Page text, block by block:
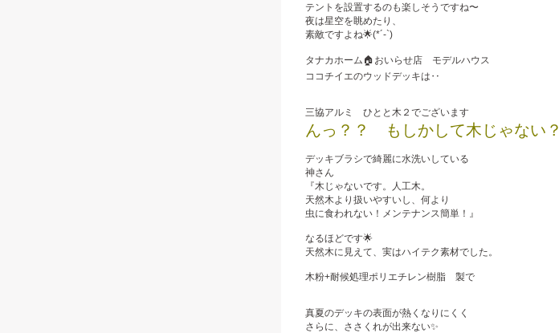
テントを設置するのも楽しそうですね〜
夜は星空を眺めたり、
素敵ですよね🌟(*´-`)
タナカホーム🏠おいらせ店 モデルハウス
ココチイエのウッドデッキは‥
三協アルミ ひとと木２でございます
んっ？？ もしかして木じゃない？
デッキブラシで綺麗に水洗いしている
神さん
『木じゃないです。人工木。
天然木より扱いやすいし、何より
虫に食われない！メンテナンス簡単！』
なるほどです🌟
天然木に見えて、実はハイテク素材でした。
木粉+耐候処理ポリエチレン樹脂 製で
真夏のデッキの表面が熱くなりにくく
さらに、ささくれが出来ない✨